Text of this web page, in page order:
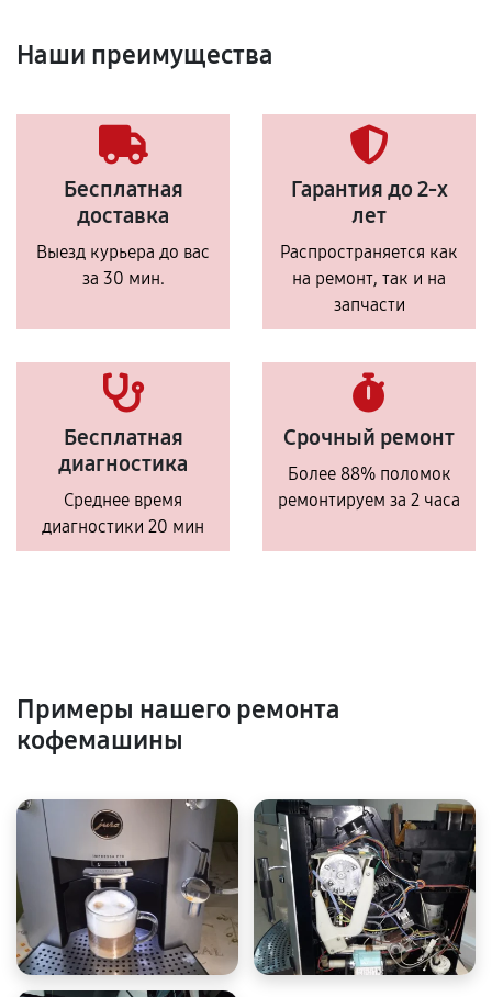
Наши преимущества
Бесплатная
доставка
Выезд курьера до вас
за 30 мин.
Гарантия до 2-х
лет
Распространяется как
на ремонт, так и на
запчасти
Бесплатная
диагностика
Среднее время
диагностики 20 мин
Срочный ремонт
Более 88% поломок
ремонтируем за 2 часа
Примеры нашего ремонта
кофемашины